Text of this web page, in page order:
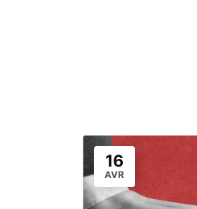
16
AVR